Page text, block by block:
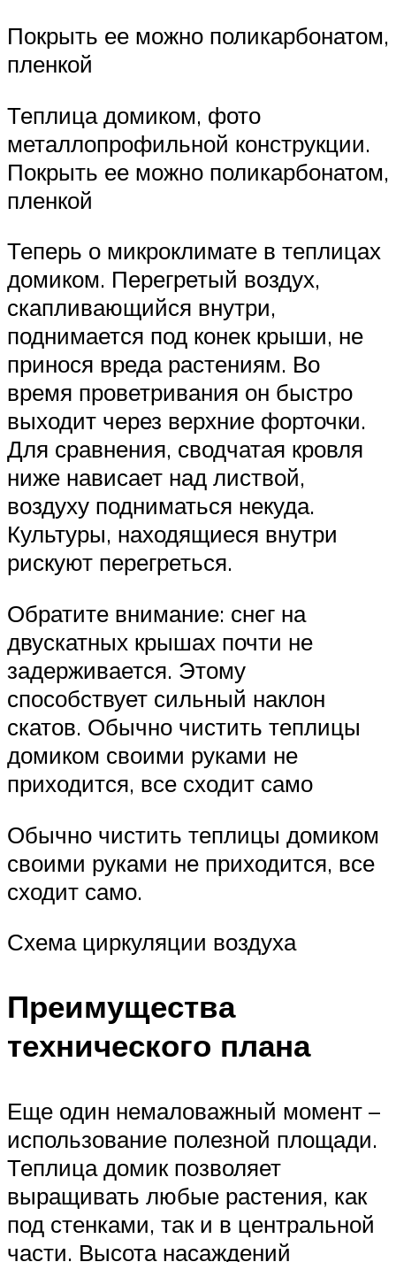
Покрыть ее можно поликарбонатом,
пленкой
Теплица домиком, фото
металлопрофильной конструкции.
Покрыть ее можно поликарбонатом,
пленкой
Теперь о микроклимате в теплицах
домиком. Перегретый воздух,
скапливающийся внутри,
поднимается под конек крыши, не
принося вреда растениям. Во
время проветривания он быстро
выходит через верхние форточки.
Для сравнения, сводчатая кровля
ниже нависает над листвой,
воздуху подниматься некуда.
Культуры, находящиеся внутри
рискуют перегреться.
Обратите внимание: снег на
двускатных крышах почти не
задерживается. Этому
способствует сильный наклон
скатов. Обычно чистить теплицы
домиком своими руками не
приходится, все сходит само
Обычно чистить теплицы домиком
своими руками не приходится, все
сходит само.
Схема циркуляции воздуха
Преимущества
технического плана
Еще один немаловажный момент –
использование полезной площади.
Теплица домик позволяет
выращивать любые растения, как
под стенками, так и в центральной
части. Высота насаждений